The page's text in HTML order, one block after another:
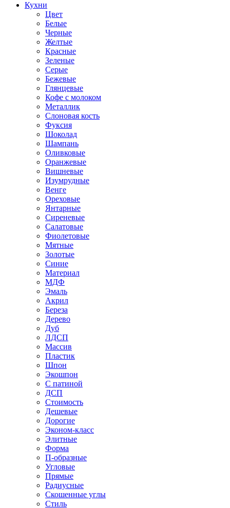
Кухни
Цвет
Белые
Черные
Желтые
Красные
Зеленые
Серые
Бежевые
Глянцевые
Кофе с молоком
Металлик
Слоновая кость
Фуксия
Шоколад
Шампань
Оливковые
Оранжевые
Вишневые
Изумрудные
Венге
Ореховые
Янтарные
Сиреневые
Салатовые
Фиолетовые
Мятные
Золотые
Синие
Материал
МДФ
Эмаль
Акрил
Береза
Дерево
Дуб
ЛДСП
Массив
Пластик
Шпон
Экошпон
С патиной
ДСП
Стоимость
Дешевые
Дорогие
Эконом-класс
Элитные
Форма
П-образные
Угловые
Прямые
Радиусные
Скошенные углы
Стиль